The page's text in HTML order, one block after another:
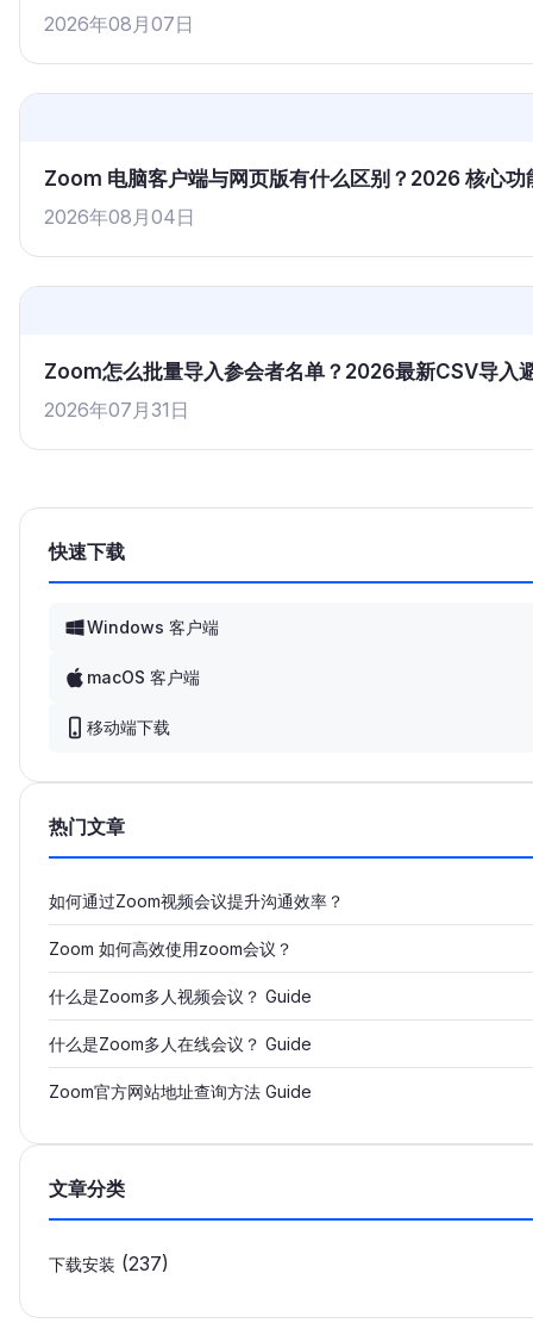
2026年08月07日
Zoom 电脑客户端与网页版有什么区别？2026 核心功
2026年08月04日
Zoom怎么批量导入参会者名单？2026最新CSV导入
2026年07月31日
快速下载
Windows 客户端
macOS 客户端
移动端下载
热门文章
如何通过Zoom视频会议提升沟通效率？
Zoom 如何高效使用zoom会议？
什么是Zoom多人视频会议？ Guide
什么是Zoom多人在线会议？ Guide
Zoom官方网站地址查询方法 Guide
文章分类
下载安装 (237)